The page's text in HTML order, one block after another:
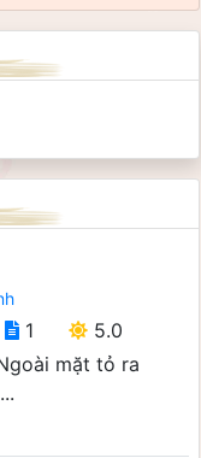
1
5.0
mặt tỏ ra